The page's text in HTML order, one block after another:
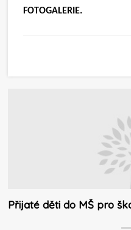
FOTOGALERIE.
Přijaté děti do MŠ pro